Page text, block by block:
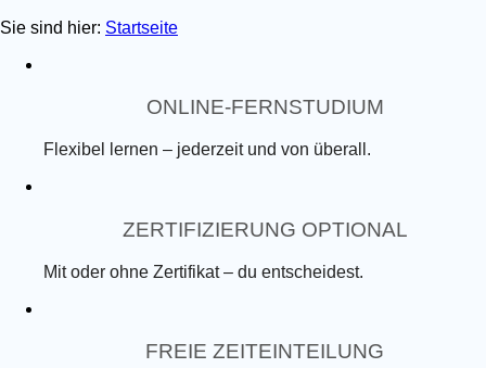
Sie sind hier: Startseite
ONLINE-FERNSTUDIUM
Flexibel lernen – jederzeit und von überall.
ZERTIFIZIERUNG OPTIONAL
Mit oder ohne Zertifikat – du entscheidest.
FREIE ZEITEINTEILUNG